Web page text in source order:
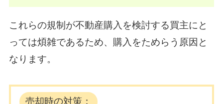
これらの規制が不動産購入を検討する買主にと
っては煩雑であるため、購入をためらう原因と
なります。
売却時の対策：